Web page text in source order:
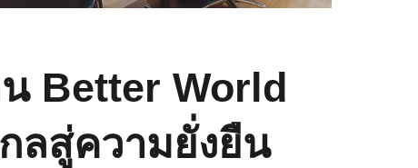
Better World
ลสู่ความยั่งยืน